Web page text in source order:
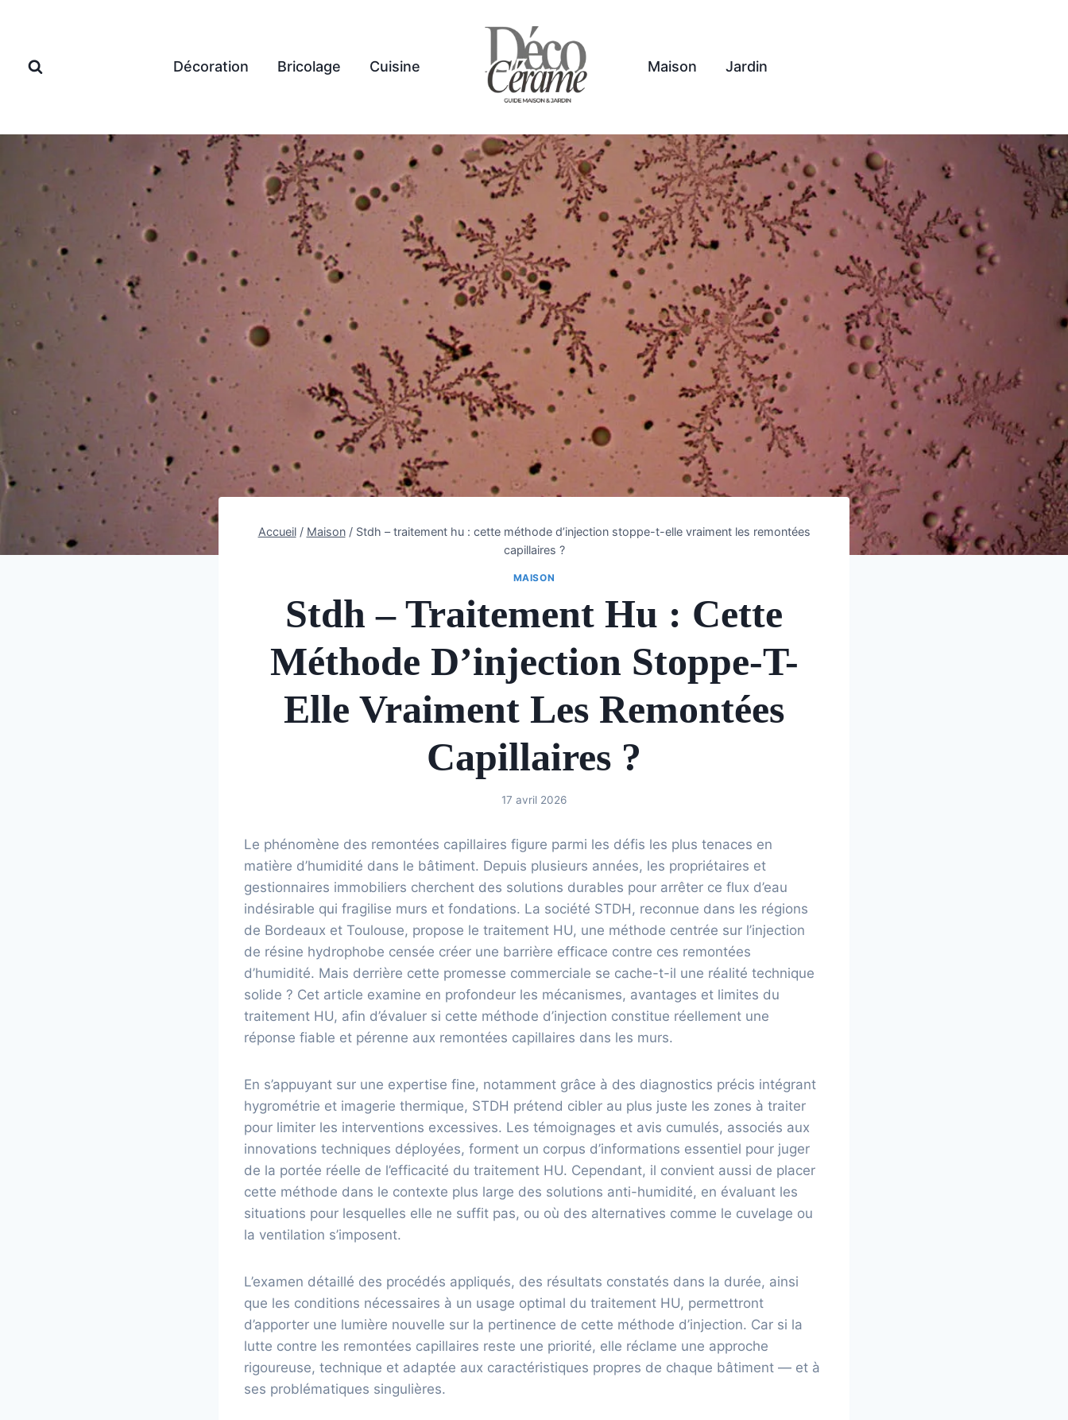
Décoration Bricolage Cuisine Maison Jardin
Accueil / Maison / Stdh – traitement hu : cette méthode d’injection stoppe-t-elle vraiment les remontées
capillaires ?
MAISON
Stdh – Traitement Hu : Cette
Méthode D’injection Stoppe-T-
Elle Vraiment Les Remontées
Capillaires ?
17 avril 2026
Le phénomène des remontées capillaires figure parmi les défis les plus tenaces en
matière d’humidité dans le bâtiment. Depuis plusieurs années, les propriétaires et
gestionnaires immobiliers cherchent des solutions durables pour arrêter ce flux d’eau
indésirable qui fragilise murs et fondations. La société STDH, reconnue dans les régions
de Bordeaux et Toulouse, propose le traitement HU, une méthode centrée sur l’injection
de résine hydrophobe censée créer une barrière efficace contre ces remontées
d’humidité. Mais derrière cette promesse commerciale se cache-t-il une réalité technique
solide ? Cet article examine en profondeur les mécanismes, avantages et limites du
traitement HU, afin d’évaluer si cette méthode d’injection constitue réellement une
réponse fiable et pérenne aux remontées capillaires dans les murs.
En s’appuyant sur une expertise fine, notamment grâce à des diagnostics précis intégrant
hygrométrie et imagerie thermique, STDH prétend cibler au plus juste les zones à traiter
pour limiter les interventions excessives. Les témoignages et avis cumulés, associés aux
innovations techniques déployées, forment un corpus d’informations essentiel pour juger
de la portée réelle de l’efficacité du traitement HU. Cependant, il convient aussi de placer
cette méthode dans le contexte plus large des solutions anti-humidité, en évaluant les
situations pour lesquelles elle ne suffit pas, ou où des alternatives comme le cuvelage ou
la ventilation s’imposent.
L’examen détaillé des procédés appliqués, des résultats constatés dans la durée, ainsi
que les conditions nécessaires à un usage optimal du traitement HU, permettront
d’apporter une lumière nouvelle sur la pertinence de cette méthode d’injection. Car si la
lutte contre les remontées capillaires reste une priorité, elle réclame une approche
rigoureuse, technique et adaptée aux caractéristiques propres de chaque bâtiment — et à
ses problématiques singulières.